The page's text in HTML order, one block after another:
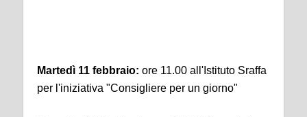
Martedì 11 febbraio: ore 11.00 all'Istituto Sraffa
per l'iniziativa "Consigliere per un giorno"